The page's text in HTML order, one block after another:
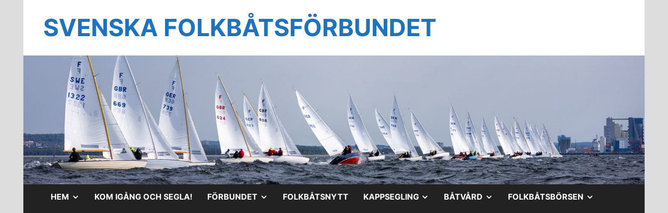
innehållSVENSKA FOLKBÅTSFÖRBUNDET
HEM VISAKOM IGÅNG OCH SEGLA! FÖRBUNDET VISAFOLKBÅTSNYTT KAPPSEGLING VISABÅTVÅRD VISAFOLKBÅTSBÖRSEN